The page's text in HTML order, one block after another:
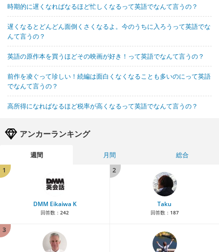
時期的に遅くなればなるほど忙しくなるって英語でなんて言うの？
遅くなるとどんどん面倒くさくなるよ。今のうちに入ろうって英語でな
んて言うの？
英語の原作本を買うほどその映画が好き！って英語でなんて言うの？
前作を凌ぐって珍しい！続編は面白くなくなることも多いのにって英語
でなんて言うの？
高所得になればなるほど税率が高くなるって英語でなんて言うの？
アンカーランキング
週間 月間
総合
1
DMM Eikaiwa K
回答数： 242
2
Taku
回答数： 187
3